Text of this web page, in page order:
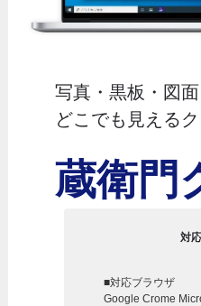
写真・黒板・図
どこでも見える
蔵衛門
対
■対応ブラウザ
Google Crome